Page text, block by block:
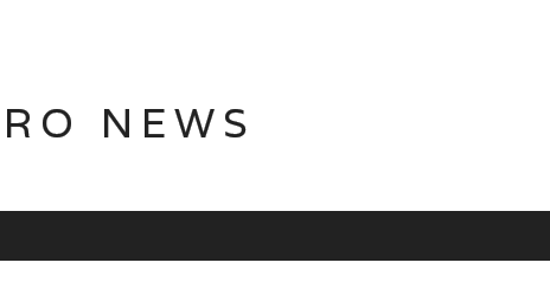
NEWS